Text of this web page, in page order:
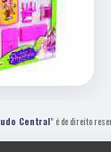
Central" é de direito